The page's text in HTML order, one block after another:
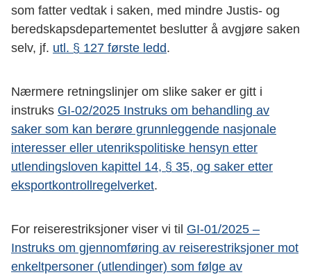
som fatter vedtak i saken, med mindre Justis- og
beredskapsdepartementet beslutter å avgjøre saken
selv, jf. utl. § 127 første ledd.
Nærmere retningslinjer om slike saker er gitt i
instruks GI-02/2025 Instruks om behandling av
saker som kan berøre grunnleggende nasjonale
interesser eller utenrikspolitiske hensyn etter
utlendingsloven kapittel 14, § 35, og saker etter
eksportkontrollregelverket.
For reiserestriksjoner viser vi til GI-01/2025 –
Instruks om gjennomføring av reiserestriksjoner mot
enkeltpersoner (utlendinger) som følge av